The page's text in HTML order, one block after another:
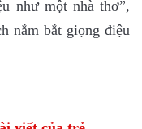
như một nhà thơ”,
nắm bắt giọng điệu